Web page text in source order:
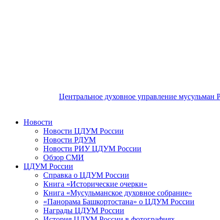
Центральное духовное управление мусульман
Новости
Новости ЦДУМ России
Новости РДУМ
Новости РИУ ЦДУМ России
Обзор СМИ
ЦДУМ России
Справка о ЦДУМ России
Книга «Исторические очерки»
Книга «Мусульманское духовное собрание»
«Панорама Башкортостана» о ЦДУМ России
Награды ЦДУМ России